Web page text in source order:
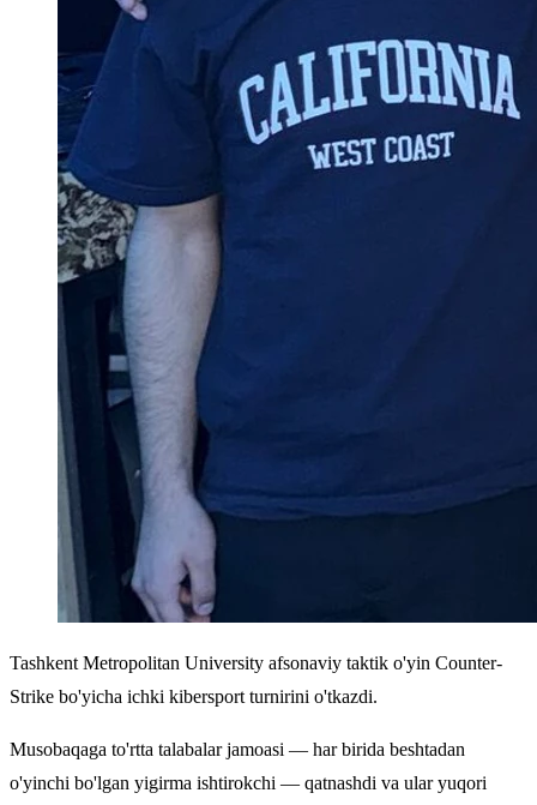
Tashkent Metropolitan University afsonaviy taktik o'yin Counter-
Strike bo'yicha ichki kibersport turnirini o'tkazdi.
Musobaqaga to'rtta talabalar jamoasi — har birida beshtadan
o'yinchi bo'lgan yigirma ishtirokchi — qatnashdi va ular yuqori